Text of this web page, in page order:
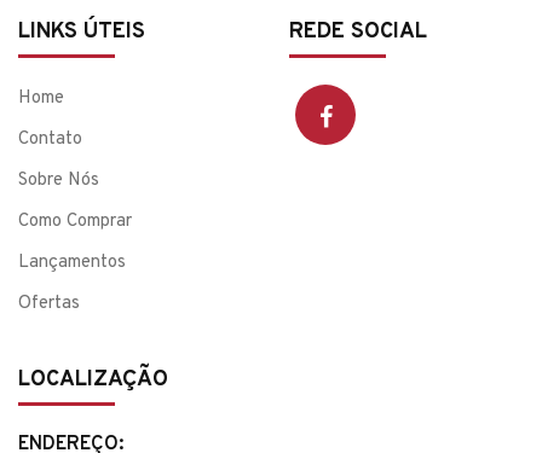
LINKS ÚTEIS
Home
Contato
Sobre Nós
Como Comprar
Lançamentos
Ofertas
REDE SOCIAL
LOCALIZAÇÃO
ENDEREÇO: